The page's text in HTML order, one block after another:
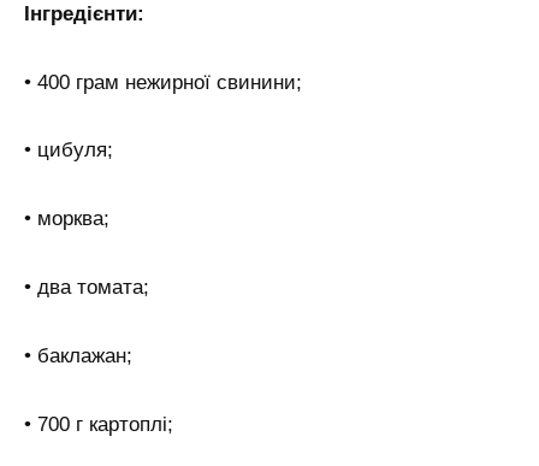
Інгредієнти:
• 400 грам нежирної свинини;
• цибуля;
• морква;
• два томата;
• баклажан;
• 700 г картоплі;